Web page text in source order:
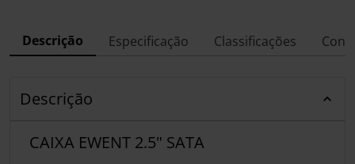
Descrição Especificação Classificações
Descrição
CAIXA EWENT 2.5" SATA